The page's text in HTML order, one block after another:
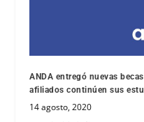
ANDA entregó nuevas
afiliados continúen sus
14 agosto, 2020